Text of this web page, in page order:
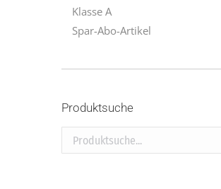
Klasse A
Spar-Abo-Artikel
Produktsuche
Produktsuche...